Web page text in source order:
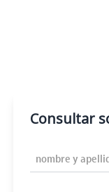
Consultar